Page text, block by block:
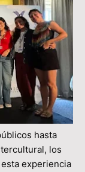
hasta
los
experiencia